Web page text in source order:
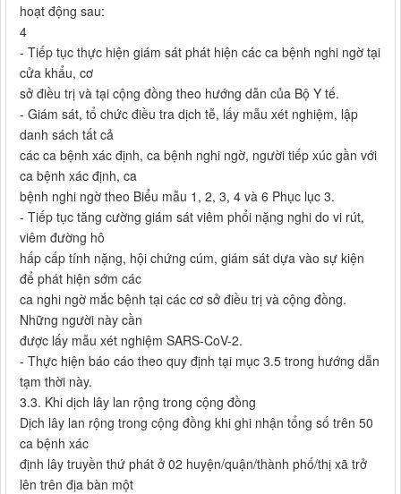
hoạt động sau:
4
- Tiếp tục thực hiện giám sát phát hiện các ca bệnh nghi ngờ tại
cửa khẩu, cơ
sở điều trị và tại cộng đồng theo hướng dẫn của Bộ Y tế.
- Giám sát, tổ chức điều tra dịch tễ, lấy mẫu xét nghiệm, lập
danh sách tất cả
các ca bệnh xác định, ca bệnh nghi ngờ, người tiếp xúc gần với
ca bệnh xác định, ca
bệnh nghi ngờ theo Biểu mẫu 1, 2, 3, 4 và 6 Phục lục 3.
- Tiếp tục tăng cường giám sát viêm phổi nặng nghi do vi rút,
viêm đường hô
hấp cấp tính nặng, hội chứng cúm, giám sát dựa vào sự kiện
để phát hiện sớm các
ca nghi ngờ mắc bệnh tại các cơ sở điều trị và cộng đồng.
Những người này cần
được lấy mẫu xét nghiệm SARS-CoV-2.
- Thực hiện báo cáo theo quy định tại mục 3.5 trong hướng dẫn
tạm thời này.
3.3. Khi dịch lây lan rộng trong cộng đồng
Dịch lây lan rộng trong cộng đồng khi ghi nhận tổng số trên 50
ca bệnh xác
định lây truyền thứ phát ở 02 huyện/quận/thành phố/thị xã trở
lên trên địa bàn một